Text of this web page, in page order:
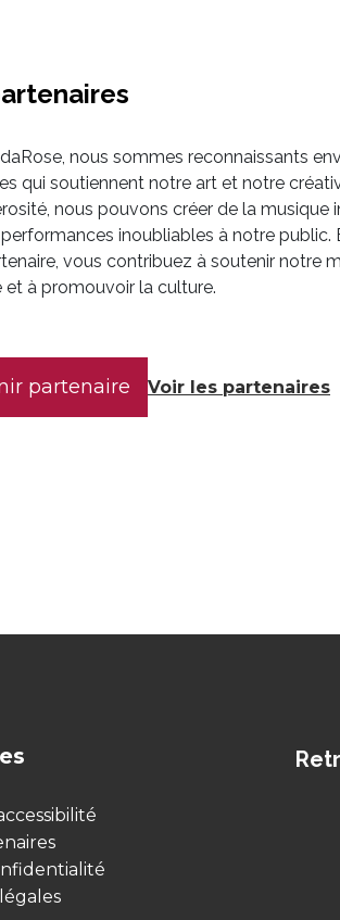
nous sommes reconnaissants
qui soutiennent notre art et notre
nous pouvons créer de la musique
inoubliables à notre public.
vous contribuez à soutenir notre
et à promouvoir la culture.
partenaire Voir les partenaires